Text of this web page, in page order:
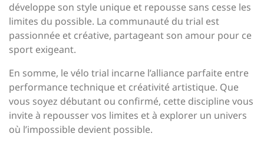
développe son style unique et repousse sans cesse les
limites du possible. La communauté du trial est
passionnée et créative, partageant son amour pour ce
sport exigeant.
En somme, le vélo trial incarne l’alliance parfaite entre
performance technique et créativité artistique. Que
vous soyez débutant ou confirmé, cette discipline vous
invite à repousser vos limites et à explorer un univers
où l’impossible devient possible.